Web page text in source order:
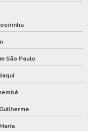
cftv
São Paulo